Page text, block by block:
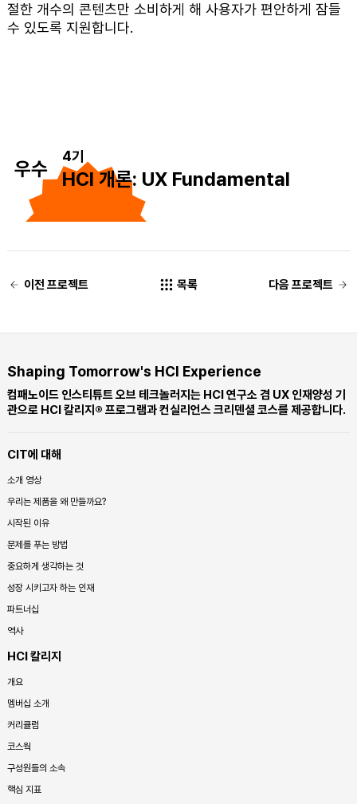
절한 개수의 콘텐츠만 소비하게 해 사용자가 편안하게 잠들
수 있도록 지원합니다.
우수
4기
HCI 개론: UX Fundamental
이전 프로젝트 목록 다음 프로젝트
Shaping Tomorrow's HCI Experience
컴패노이드 인스티튜트 오브 테크놀러지는 HCI 연구소 겸 UX 인재양성 기
관으로 HCI 칼리지® 프로그램과 컨실리언스 크리덴셜 코스를 제공합니다.
CIT에 대해
소개 영상
우리는 제품을 왜 만들까요?
시작된 이유
문제를 푸는 방법
중요하게 생각하는 것
성장 시키고자 하는 인재
파트너십
역사
HCI 칼리지
개요
멤버십 소개
커리큘럼
코스웍
구성원들의 소속
핵심 지표